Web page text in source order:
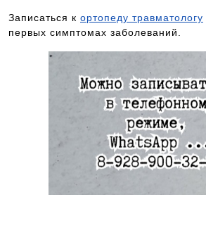
Записаться к ортопеду травматологу
первых симптомах заболеваний.